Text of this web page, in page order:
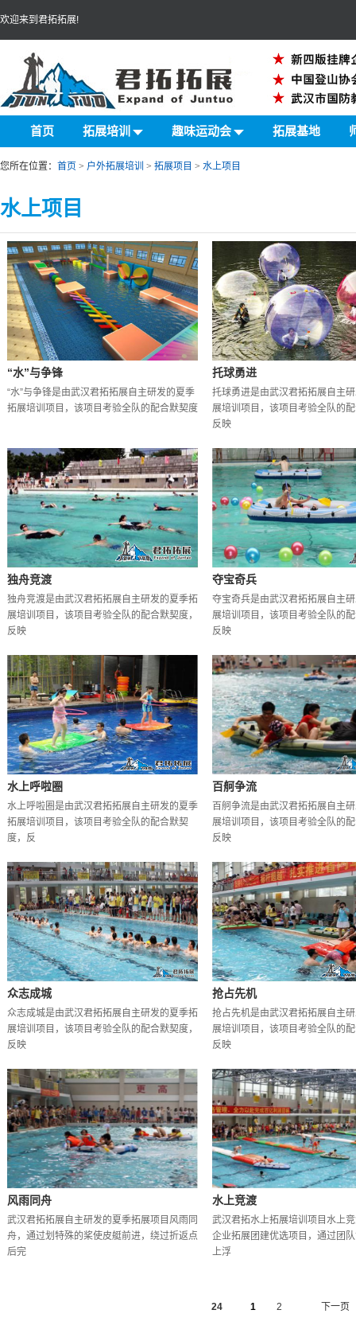
欢迎来到君拓拓展!
首页 拓展培训 趣味运动会 拓展基地
您所在位置： 首页 > 户外拓展培训 > 拓展项目 > 水上项目
水上项目
“水”与争锋
“水”与争锋是由武汉君拓拓展自主研发的夏季
拓展培训项目，该项目考验全队的配合默契度
托球勇进
托球勇进是由武汉君拓拓展自主
展培训项目，该项目考验全队的
反映
独舟竞渡
独舟竞渡是由武汉君拓拓展自主研发的夏季拓
展培训项目，该项目考验全队的配合默契度，
反映
夺宝奇兵
夺宝奇兵是由武汉君拓拓展自主
展培训项目，该项目考验全队的
反映
水上呼啦圈
水上呼啦圈是由武汉君拓拓展自主研发的夏季
拓展培训项目，该项目考验全队的配合默契
度，反
百舸争流
百舸争流是由武汉君拓拓展自主
展培训项目，该项目考验全队的
反映
众志成城
众志成城是由武汉君拓拓展自主研发的夏季拓
展培训项目，该项目考验全队的配合默契度，
反映
抢占先机
抢占先机是由武汉君拓拓展自主
展培训项目，该项目考验全队的
反映
风雨同舟
武汉君拓拓展自主研发的夏季拓展项目风雨同
舟，通过划特殊的桨使皮艇前进，绕过折返点
后完
水上竞渡
武汉君拓水上拓展培训项目水上
企业拓展团建优选项目，通过团
上浮
24 1 2 下一页